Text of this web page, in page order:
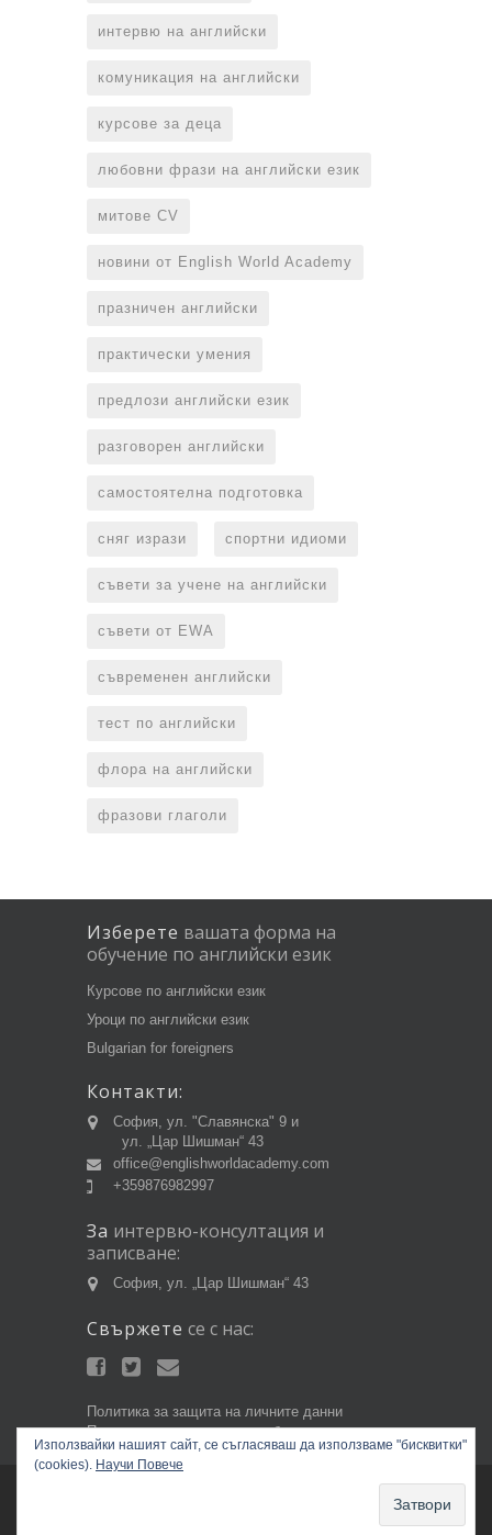
интервю на английски
комуникация на английски
курсове за деца
любовни фрази на английски език
митове CV
новини от English World Academy
празничен английски
практически умения
предлози английски език
разговорен английски
самостоятелна подготовка
сняг изрази спортни идиоми
съвети за учене на английски
съвети от EWA
съвременен английски
тест по английски
флора на английски
фразови глаголи
Изберете вашата форма на
обучение по английски език
Курсове по английски език
Уроци по английски език
Bulgarian for foreigners
Контакти:
София, ул. "Славянска" 9 и
ул. „Цар Шишман“ 43
office@englishworldacademy.com
+359876982997
За интервю-консултация и
записване:
София, ул. „Цар Шишман“ 43
Свържете се с нас:
Политика за защита на личните данни
Политика за използване на бисквитки
Използвайки нашият сайт, се съгласяваш да използваме "бисквитки"
(cookies). Научи Повече